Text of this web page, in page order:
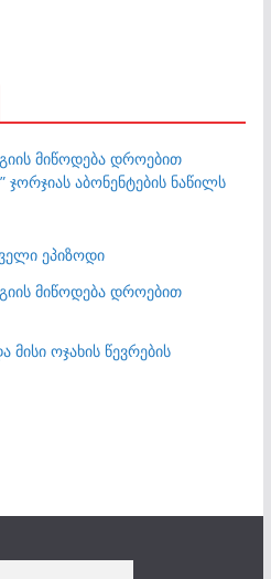
მიწოდება დროებით
აბონენტების ნაწილს
ეპიზოდი
მიწოდება დროებით
ოჯახის წევრების